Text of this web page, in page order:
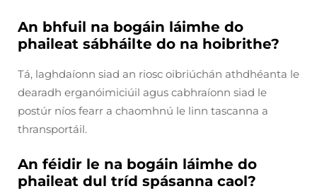
An bhfuil na bogáin láimhe do
phaileat sábháilte do na hoibrithe?
Tá, laghdaíonn siad an riosc oibriúchán athdhéanta le
dearadh erganóimiciúil agus cabhraíonn siad le
postúr níos fearr a chaomhnú le linn tascanna a
thransportáil.
An féidir le na bogáin láimhe do
phaileat dul tríd spásanna caol?